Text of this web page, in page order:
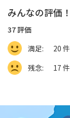
みんなの評価！
37評価
満足:
20 件
残念:
17 件